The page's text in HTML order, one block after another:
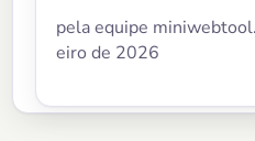
pela equipe
eiro de 2026